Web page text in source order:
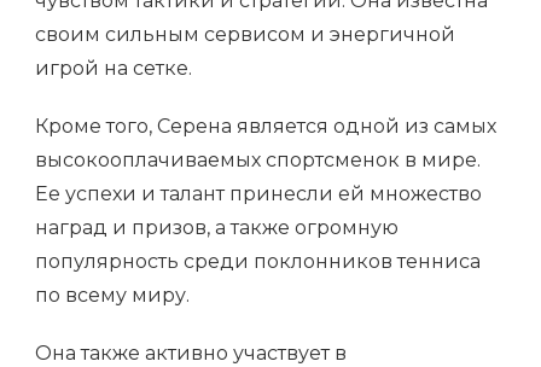
своим сильным сервисом и энергичной
игрой на сетке.
Кроме того, Серена является одной из самых
высокооплачиваемых спортсменок в мире.
Ее успехи и талант принесли ей множество
наград и призов, а также огромную
популярность среди поклонников тенниса
по всему миру.
Она также активно участвует в